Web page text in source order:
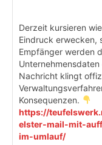
Derzeit kursieren
Eindruck erwecken,
Empfänger werden
Nachricht klingt
Konsequenzen.
https://
elster-mail-mit-
im-umlauf/